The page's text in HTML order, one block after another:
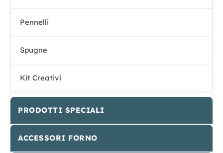
Pennelli
Spugne
Kit Creativi
PRODOTTI SPECIALI
ACCESSORI FORNO